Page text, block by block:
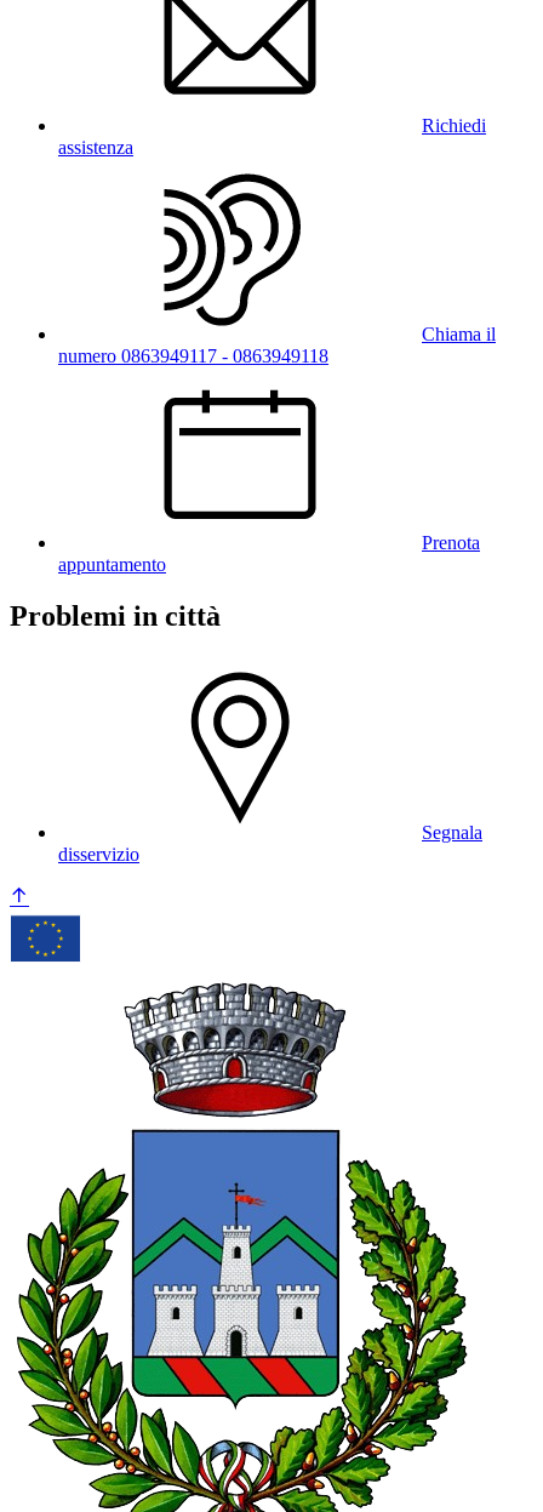
Richiedi
assistenza
Chiama il
numero 0863949117 - 0863949118
Prenota
appuntamento
Problemi in città
Segnala
disservizio